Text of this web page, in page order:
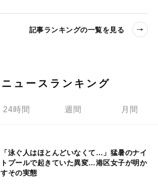
記事ランキングの一覧を見る
ニュースランキング
24時間 週間 月間
「泳ぐ人はほとんどいなくて…」猛暑のナイ
トプールで起きていた異変…港区女子が明か
すその実態